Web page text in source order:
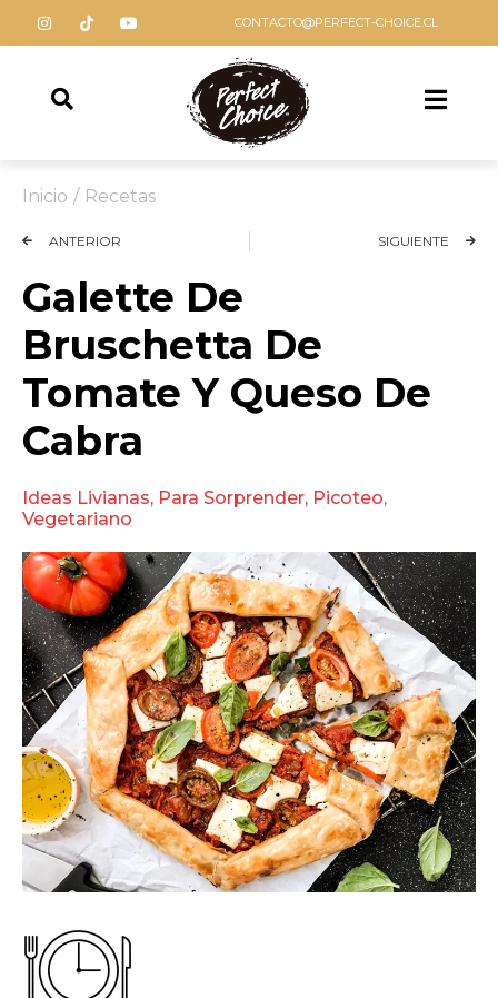
CONTACTO@PERFECT-CHOICE.CL
Inicio / Recetas
ANTERIOR SIGUIENTE
Galette De
Bruschetta De
Tomate Y Queso De
Cabra
Ideas Livianas, Para Sorprender, Picoteo,
Vegetariano